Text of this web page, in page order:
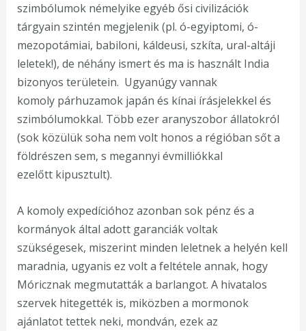
szimbólumok némelyike egyéb ősi civilizációk
tárgyain szintén megjelenik (pl. ó-egyiptomi, ó-
mezopotámiai, babiloni, káldeusi, szkíta, ural-altáji
leletek!), de néhány ismert és ma is használt India
bizonyos területein. Ugyanúgy vannak
komoly párhuzamok japán és kínai írásjelekkel és
szimbólumokkal. Több ezer aranyszobor állatokról
(sok közülük soha nem volt honos a régióban sőt a
földrészen sem, s megannyi évmilliókkal
ezelőtt kipusztult).
A komoly expedícióhoz azonban sok pénz és a
kormányok által adott garanciák voltak
szükségesek, miszerint minden leletnek a helyén kell
maradnia, ugyanis ez volt a feltétele annak, hogy
Móricznak megmutatták a barlangot. A hivatalos
szervek hitegették is, miközben a mormonok
ajánlatot tettek neki, mondván, ezek az